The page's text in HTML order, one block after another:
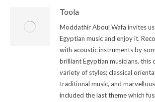
Toola
Moddathir Aboul Wafa invites
Egyptian music and enjoy it.
with acoustic instruments by
brilliant Egyptian musicians, this
variety of styles; classical
traditional music, and
included the last theme which